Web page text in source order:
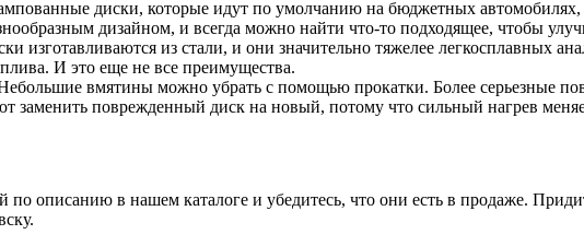
диски, которые идут по умолчанию на бюджетных автомобилях,
дизайном, и всегда можно найти что-то подходящее, чтобы
изготавливаются из стали, и они значительно тяжелее легкосплавных
И это еще не все преимущества.
вмятины можно убрать с помощью прокатки. Более серьезные
поврежденный диск на новый, потому что сильный нагрев
по описанию в нашем каталоге и убедитесь, что они есть в продаже.